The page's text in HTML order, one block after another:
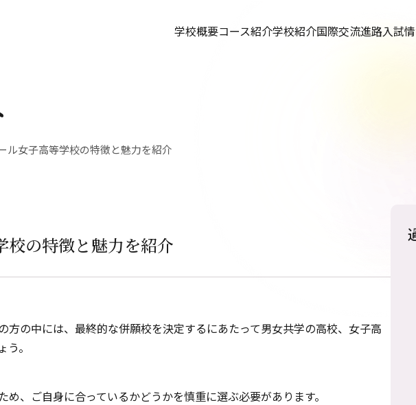
学校概要コース紹介学校紹介国際交流進路入試
ル女子高等学校の特徴と魅力を紹介
校の特徴と魅力を紹介
の中には、最終的な併願校を決定するにあたって男女共学の高校、女子高
。
、ご自身に合っているかどうかを慎重に選ぶ必要があります。